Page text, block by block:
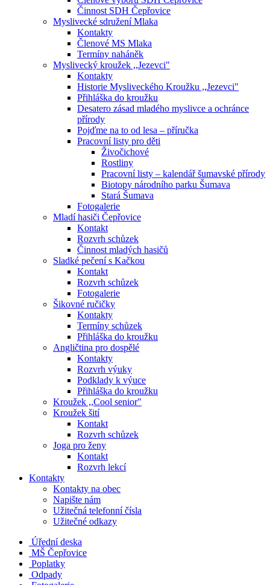
Činnost SDH Čepřovice
Myslivecké sdružení Mlaka
Kontakty
Členové MS Mlaka
Termíny naháněk
Myslivecký kroužek ,,Jezevci"
Kontakty
Historie Mysliveckého Kroužku ,,Jezevci"
Přihláška do kroužku
Desatero zásad mladého myslivce a ochránce
přírody
Pojďme na to od lesa – příručka
Pracovní listy pro děti
Živočichové
Rostliny
Pracovní listy – kalendář šumavské přírody
Biotopy národního parku Šumava
Stará Šumava
Fotogalerie
Mladí hasiči Čepřovice
Kontakt
Rozvrh schůzek
Činnost mladých hasičů
Sladké pečení s Kačkou
Kontakt
Rozvrh schůzek
Fotogalerie
Šikovné ručičky
Kontakty
Termíny schůzek
Přihláška do kroužku
Angličtina pro dospělé
Kontakty
Rozvrh výuky
Podklady k výuce
Přihláška do kroužku
Kroužek ,,Cool senior"
Kroužek šití
Kontakt
Rozvrh schůzek
Joga pro ženy
Kontakt
Rozvrh lekcí
Kontakty
Kontakty na obec
Napište nám
Užitečná telefonní čísla
Užitečné odkazy
Úřední deska
MŠ Čepřovice
Poplatky
Odpady